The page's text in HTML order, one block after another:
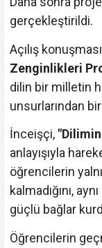
gerçekleştirildi.
Açılış
Zenginlikleri
dilin bir milletin
unsurlarından
İnceişçi, "Dilimin
anlayışıyla
öğrencilerin
kalmadığını,
güçlü bağlar
Öğrencilerin